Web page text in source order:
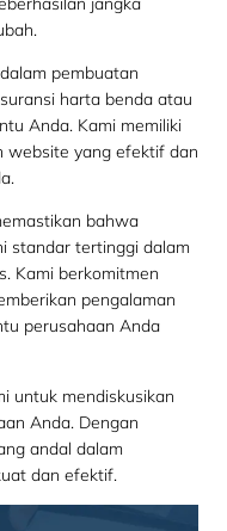
pembuatan
harta benda atau
Anda. Kami memiliki
website yang efektif dan
bahwa
standar tertinggi dalam
Kami berkomitmen
pengalaman
perusahaan Anda
untuk mendiskusikan
Anda. Dengan
andal dalam
dan efektif.